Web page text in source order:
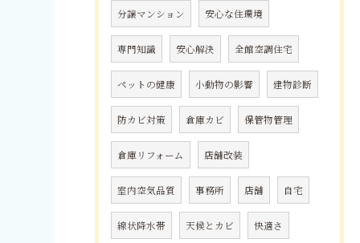
分譲マンション 安心な住環境
専門知識 安心解決 全館空調住宅
ペットの健康 小動物の影響 建物診断
防カビ対策 倉庫カビ 保管物管理
倉庫リフォーム 店舗改装
室内空気品質 事務所 店舗 自宅
線状降水帯 天候とカビ 快適さ